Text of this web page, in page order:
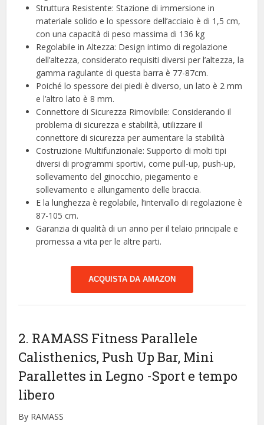
Struttura Resistente: Stazione di immersione in
materiale solido e lo spessore dell’acciaio è di 1,5 cm,
con una capacità di peso massima di 136 kg
Regolabile in Altezza: Design intimo di regolazione
dell’altezza, considerato requisiti diversi per l’altezza, la
gamma ragulante di questa barra è 77-87cm.
Poiché lo spessore dei piedi è diverso, un lato è 2 mm
e l’altro lato è 8 mm.
Connettore di Sicurezza Rimovibile: Considerando il
problema di sicurezza e stabilità, utilizzare il
connettore di sicurezza per aumentare la stabilità
Costruzione Multifunzionale: Supporto di molti tipi
diversi di programmi sportivi, come pull-up, push-up,
sollevamento del ginocchio, piegamento e
sollevamento e allungamento delle braccia.
E la lunghezza è regolabile, l’intervallo di regolazione è
87-105 cm.
Garanzia di qualità di un anno per il telaio principale e
promessa a vita per le altre parti.
ACQUISTA DA AMAZON
2. RAMASS Fitness Parallele
Calisthenics, Push Up Bar, Mini
Parallettes in Legno -Sport e tempo
libero
By RAMASS